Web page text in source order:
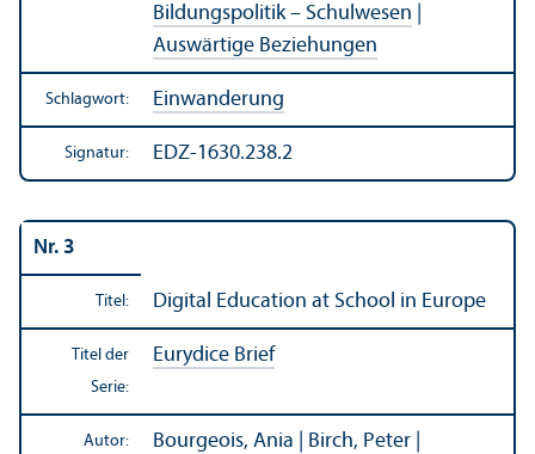
Bildungs­politik – Schulwesen
Auswärtige Beziehungen
Schlagwort: Einwanderung
Signatur: EDZ-1630.238.2
Nr. 3
Titel: Digital Education at School in Europe
Titel der
Serie:
Eurydice Brief
Autor:
Bourgeois, Ania | Birch, Peter |